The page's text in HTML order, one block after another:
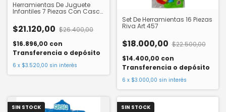
Herramientas De Juguete
Infantiles 7 Piezas Con Casco
$21.120,00 $26.400,00
$16.896,00 con
Transferencia o depósito
6 x $3.520,00 sin interés
Set De Herramientas 16 Piezas
Riva Art 457
$18.000,00 $22.500,00
$14.400,00 con
Transferencia o depósito
6 x $3.000,00 sin interés
SIN STOCK SIN STOCK